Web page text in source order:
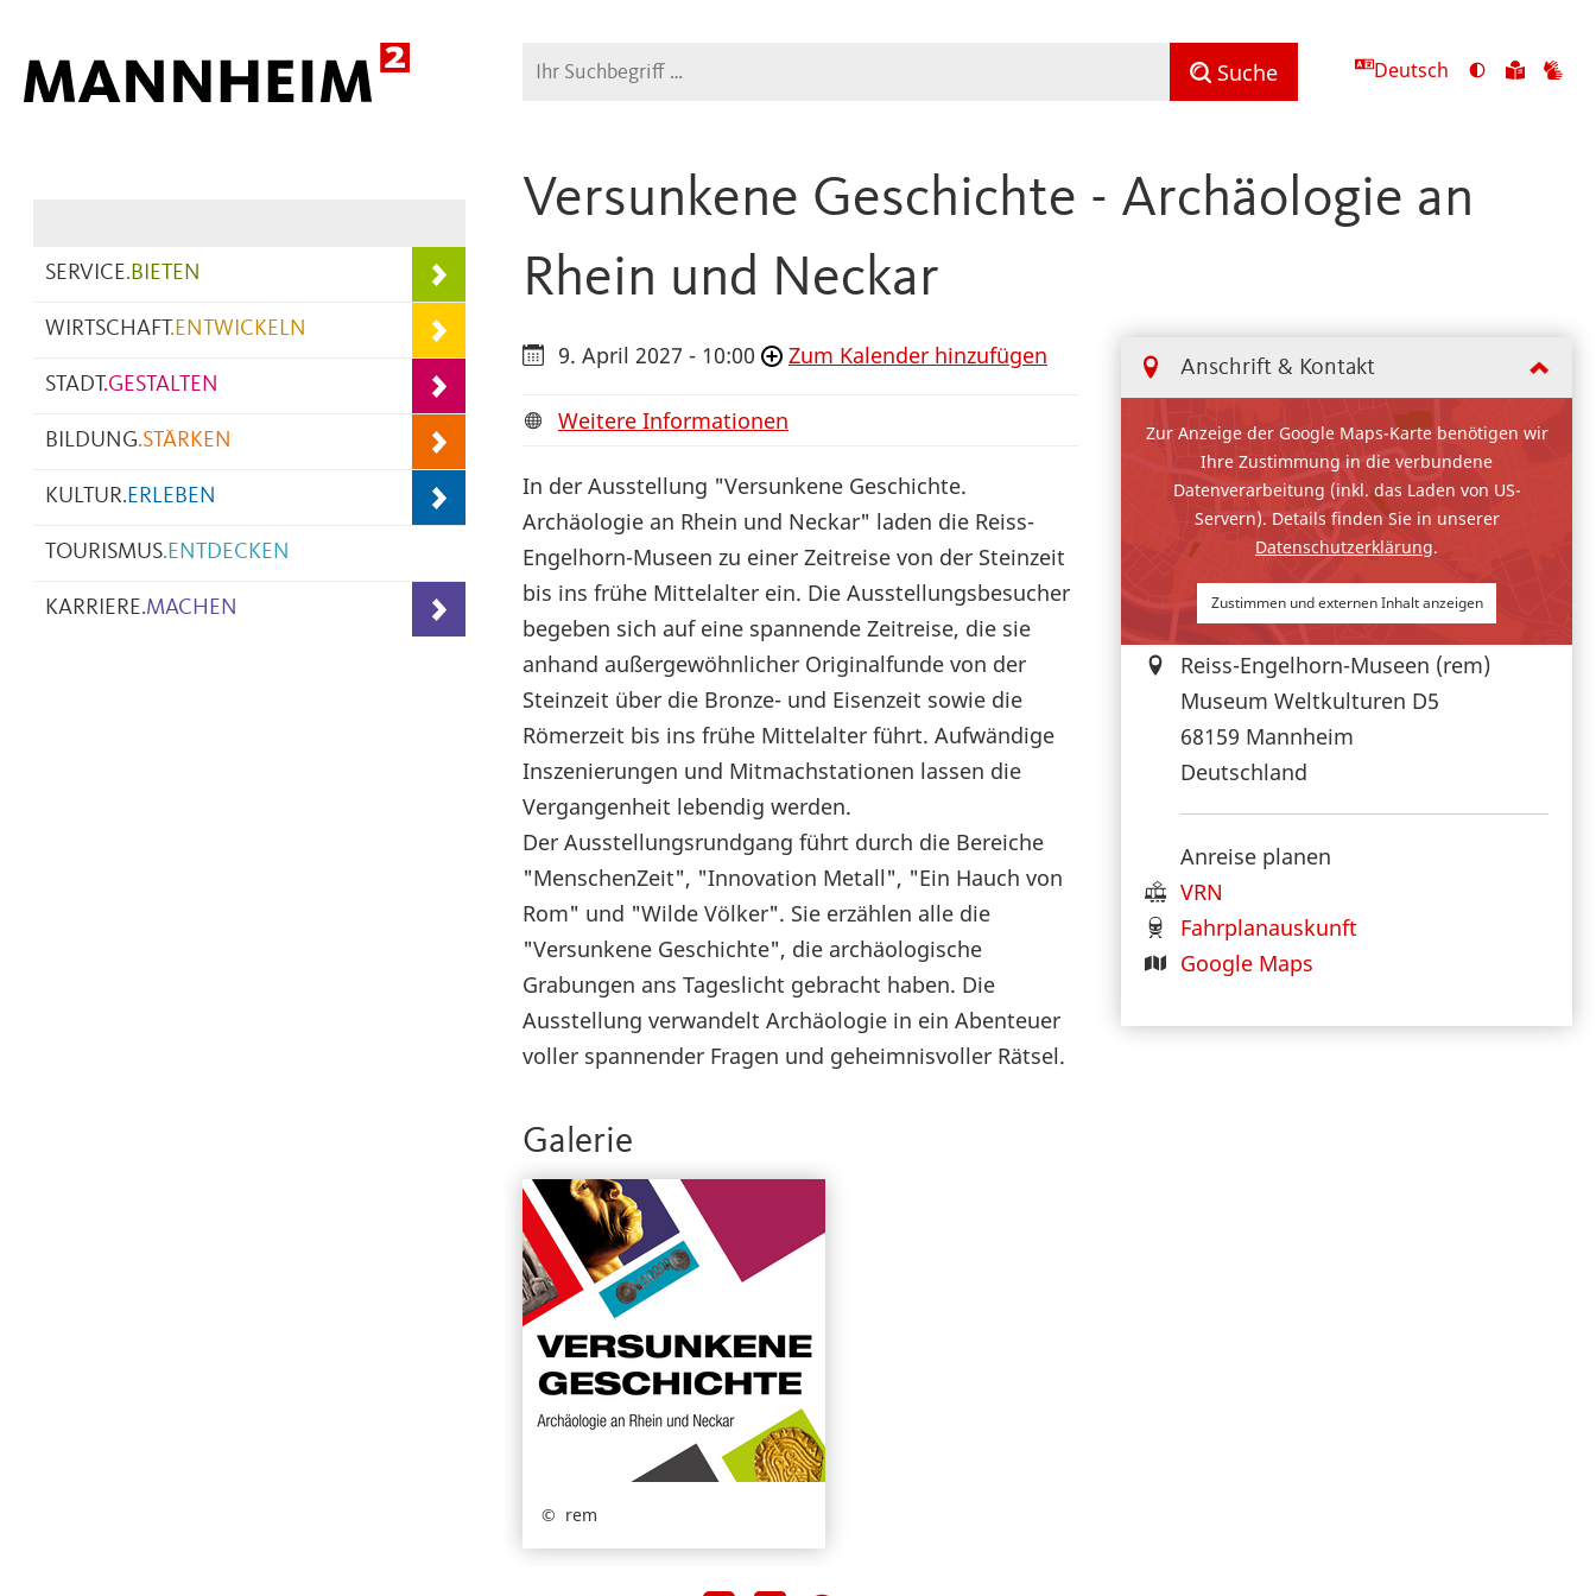
Suche Suche Deutsch
Ansicht
Zu
SERVICE.BIETEN
WIRTSCHAFT.ENTWICKELN
STADT.GESTALTEN
BILDUNG.STÄRKEN
KULTUR.ERLEBEN
TOURISMUS.ENTDECKEN
KARRIERE.MACHEN
Versunkene Geschichte - Archäologie an
Rhein und Neckar
Anschrift & Kontakt
Zur Anzeige der Google Maps-Karte benötigen wir
Ihre Zustimmung in die verbundene
Datenverarbeitung (inkl. das Laden von US-
Servern). Details finden Sie in unserer
Datenschutzerklärung.
Zustimmen und externen Inhalt anzeigen
Reiss-Engelhorn-Museen (rem)
Museum Weltkulturen D5
68159 Mannheim
Deutschland
Anreise planen
VRN
Fahrplanauskunft
Google Maps
9. April 2027 - 10:00 Zum Kalender hinzufügen
Weitere Informationen
In der Ausstellung "Versunkene Geschichte.
Archäologie an Rhein und Neckar" laden die Reiss-
Engelhorn-Museen zu einer Zeitreise von der Steinzeit
bis ins frühe Mittelalter ein. Die Ausstellungsbesucher
begeben sich auf eine spannende Zeitreise, die sie
anhand außergewöhnlicher Originalfunde von der
Steinzeit über die Bronze- und Eisenzeit sowie die
Römerzeit bis ins frühe Mittelalter führt. Aufwändige
Inszenierungen und Mitmachstationen lassen die
Vergangenheit lebendig werden.
Der Ausstellungsrundgang führt durch die Bereiche
"MenschenZeit", "Innovation Metall", "Ein Hauch von
Rom" und "Wilde Völker". Sie erzählen alle die
"Versunkene Geschichte", die archäologische
Grabungen ans Tageslicht gebracht haben. Die
Ausstellung verwandelt Archäologie in ein Abenteuer
voller spannender Fragen und geheimnisvoller Rätsel.
Galerie
rem